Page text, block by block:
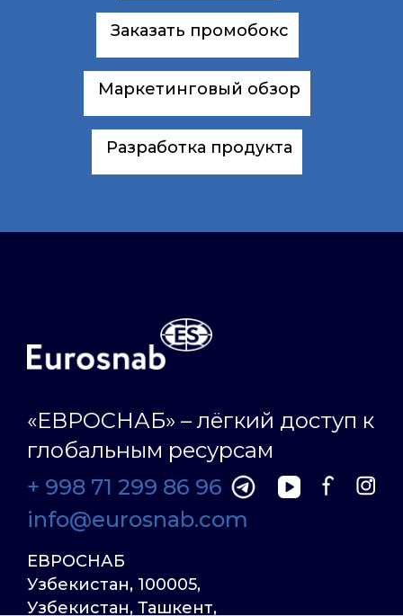
Заказать промобокс
Маркетинговый обзор
Разработка продукта
«ЕВРОСНАБ» – лёгкий доступ к
глобальным ресурсам
+ 998 71 299 86 96
info@eurosnab.com
ЕВРОСНАБ
Узбекистан, 100005,
Узбекистан, Ташкент,